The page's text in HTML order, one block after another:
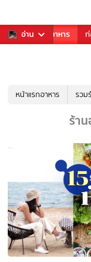
อ่าน
การเพลง อาหาร
หน้าแรกอาหาร รวม
ร้า